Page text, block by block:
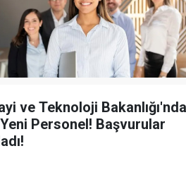
ve Teknoloji
Personel! Başvurular